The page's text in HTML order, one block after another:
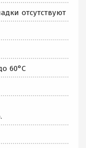
отсутствуют
60°C